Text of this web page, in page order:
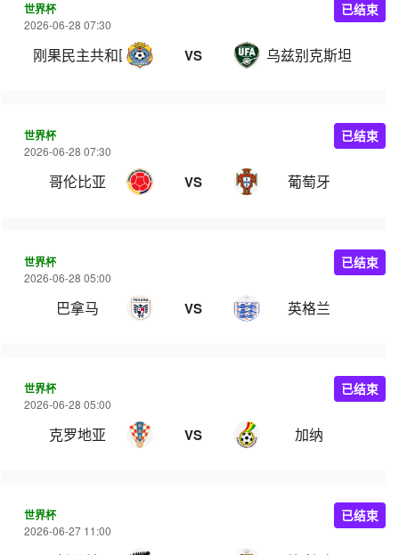
世界杯
2026-06-28 07:30
刚果民主共和国 VS 乌兹别克斯坦
已结束
世界杯
2026-06-28 07:30
哥伦比亚 VS 葡萄牙
已结束
世界杯
2026-06-28 05:00
巴拿马 VS 英格兰
已结束
世界杯
2026-06-28 05:00
克罗地亚 VS 加纳
已结束
世界杯
2026-06-27 11:00
已结束